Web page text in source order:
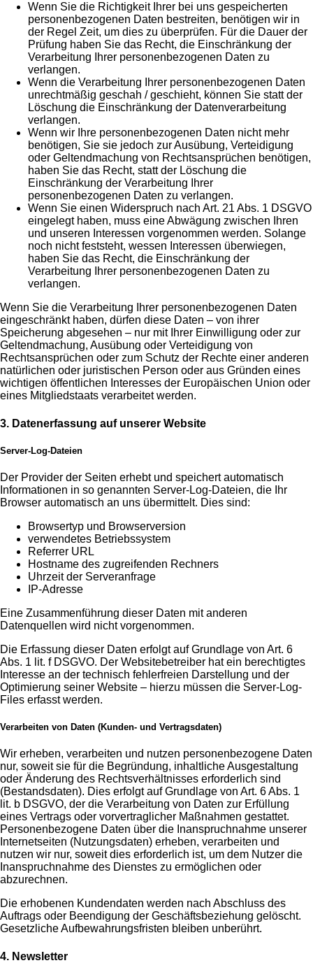
Wenn Sie die Richtigkeit Ihrer bei uns gespeicherten
personenbezogenen Daten bestreiten, benötigen wir in
der Regel Zeit, um dies zu überprüfen. Für die Dauer der
Prüfung haben Sie das Recht, die Einschränkung der
Verarbeitung Ihrer personenbezogenen Daten zu
verlangen.
Wenn die Verarbeitung Ihrer personenbezogenen Daten
unrechtmäßig geschah / geschieht, können Sie statt der
Löschung die Einschränkung der Datenverarbeitung
verlangen.
Wenn wir Ihre personenbezogenen Daten nicht mehr
benötigen, Sie sie jedoch zur Ausübung, Verteidigung
oder Geltendmachung von Rechtsansprüchen benötigen,
haben Sie das Recht, statt der Löschung die
Einschränkung der Verarbeitung Ihrer
personenbezogenen Daten zu verlangen.
Wenn Sie einen Widerspruch nach Art. 21 Abs. 1 DSGVO
eingelegt haben, muss eine Abwägung zwischen Ihren
und unseren Interessen vorgenommen werden. Solange
noch nicht feststeht, wessen Interessen überwiegen,
haben Sie das Recht, die Einschränkung der
Verarbeitung Ihrer personenbezogenen Daten zu
verlangen.
Wenn Sie die Verarbeitung Ihrer personenbezogenen Daten
eingeschränkt haben, dürfen diese Daten – von ihrer
Speicherung abgesehen – nur mit Ihrer Einwilligung oder zur
Geltendmachung, Ausübung oder Verteidigung von
Rechtsansprüchen oder zum Schutz der Rechte einer anderen
natürlichen oder juristischen Person oder aus Gründen eines
wichtigen öffentlichen Interesses der Europäischen Union oder
eines Mitgliedstaats verarbeitet werden.
3. Datenerfassung auf unserer Website
Server-Log-Dateien
Der Provider der Seiten erhebt und speichert automatisch
Informationen in so genannten Server-Log-Dateien, die Ihr
Browser automatisch an uns übermittelt. Dies sind:
Browsertyp und Browserversion
verwendetes Betriebssystem
Referrer URL
Hostname des zugreifenden Rechners
Uhrzeit der Serveranfrage
IP-Adresse
Eine Zusammenführung dieser Daten mit anderen
Datenquellen wird nicht vorgenommen.
Die Erfassung dieser Daten erfolgt auf Grundlage von Art. 6
Abs. 1 lit. f DSGVO. Der Websitebetreiber hat ein berechtigtes
Interesse an der technisch fehlerfreien Darstellung und der
Optimierung seiner Website – hierzu müssen die Server-Log-
Files erfasst werden.
Verarbeiten von Daten (Kunden- und Vertragsdaten)
Wir erheben, verarbeiten und nutzen personenbezogene Daten
nur, soweit sie für die Begründung, inhaltliche Ausgestaltung
oder Änderung des Rechtsverhältnisses erforderlich sind
(Bestandsdaten). Dies erfolgt auf Grundlage von Art. 6 Abs. 1
lit. b DSGVO, der die Verarbeitung von Daten zur Erfüllung
eines Vertrags oder vorvertraglicher Maßnahmen gestattet.
Personenbezogene Daten über die Inanspruchnahme unserer
Internetseiten (Nutzungsdaten) erheben, verarbeiten und
nutzen wir nur, soweit dies erforderlich ist, um dem Nutzer die
Inanspruchnahme des Dienstes zu ermöglichen oder
abzurechnen.
Die erhobenen Kundendaten werden nach Abschluss des
Auftrags oder Beendigung der Geschäftsbeziehung gelöscht.
Gesetzliche Aufbewahrungsfristen bleiben unberührt.
4. Newsletter